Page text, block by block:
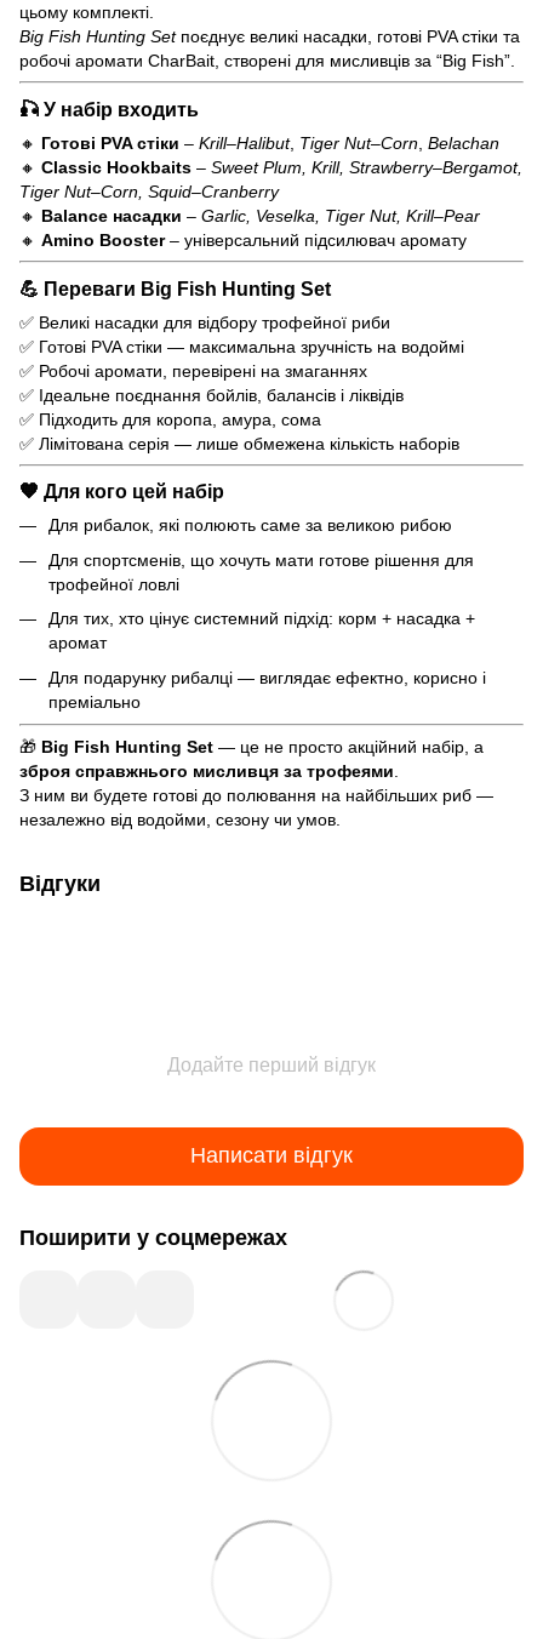
цьому комплекті.
Big Fish Hunting Setпоєднує великі насадки, готові PVA стіки та
робочі аромати CharBait, створені для мисливців за “Big Fish”.
🎣 У набір входить
🔸 Готові PVA стіки – Krill–Halibut, Tiger Nut–Corn Belachan
🔸 Classic Hookbaits – Sweet Plum, Krill, Strawberry–Bergamot,
Tiger Nut–Corn, Squid–Cranberry
🔸 Balance насадки – Garlic, Veselka, Tiger Nut, Krill–Pear
🔸 Amino Booster– універсальний підсилювач аромату
💪 Переваги Big Fish Hunting Set
✅ Великі насадки для відбору трофейної риби
✅ Готові PVA стіки — максимальна зручність на водоймі
✅ Робочі аромати, перевірені на змаганнях
✅ Ідеальне поєднання бойлів, балансів і ліквідів
✅ Підходить для коропа, амура, сома
✅ Лімітована серія — лише обмежена кількість наборів
🧡 Для кого цей набір
Для рибалок, які полюють саме за великою рибою
Для спортсменів, що хочуть мати готове рішення для
трофейної ловлі
Для тих, хто цінує системний підхід: корм + насадка +
аромат
Для подарунку рибалці — виглядає ефектно, корисно і
преміально
🎁 Big Fish Hunting Set — це не просто акційний набір, а
зброя справжнього мисливця за трофеями
З ним ви будете готові до полювання на найбільших риб —
незалежно від водойми, сезону чи умов.
Відгуки
Додайте перший відгук
Написати відгук
Поширити у соцмережах